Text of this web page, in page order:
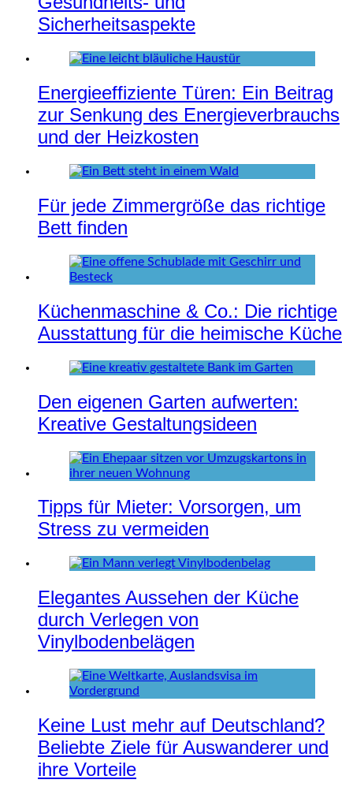
Sicherheitsaspekte
Energieeffiziente Türen: Ein Beitrag
zur Senkung des Energieverbrauchs
und der Heizkosten
Für jede Zimmergröße das richtige
Bett finden
Küchenmaschine & Co.: Die richtige
Ausstattung für die heimische Küche
Den eigenen Garten aufwerten:
Kreative Gestaltungsideen
Tipps für Mieter: Vorsorgen, um
Stress zu vermeiden
Elegantes Aussehen der Küche
durch Verlegen von
Vinylbodenbelägen
Keine Lust mehr auf Deutschland?
Beliebte Ziele für Auswanderer und
ihre Vorteile